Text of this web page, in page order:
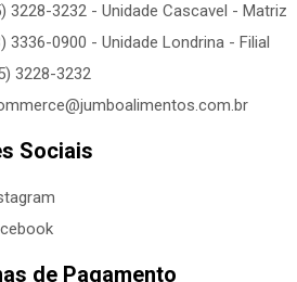
3228-3232 - Unidade Cascavel - Matriz
3336-0900 - Unidade Londrina - Filial
3228-3232
Sociais
de Pagamento